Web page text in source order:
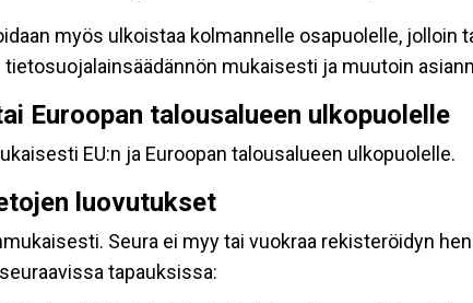
myös ulkoistaa kolmannelle osapuolelle,
tietosuojalainsäädännön mukaisesti ja muutoin
Euroopan talousalueen ulkopuolelle
EU:n ja Euroopan talousalueen ulkopuolelle.
luovutukset
Seura ei myy tai vuokraa rekisteröidyn
tapauksissa: